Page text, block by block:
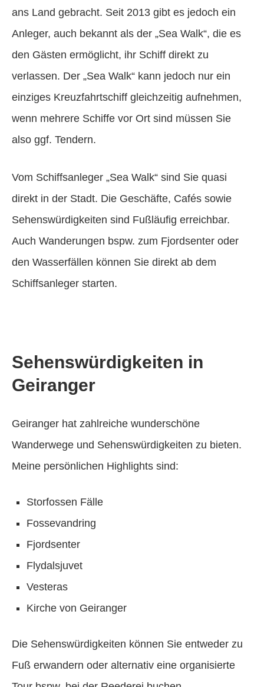
ans Land gebracht. Seit 2013 gibt es jedoch ein
Anleger, auch bekannt als der „Sea Walk“, die es
den Gästen ermöglicht, ihr Schiff direkt zu
verlassen. Der „Sea Walk“ kann jedoch nur ein
einziges Kreuzfahrtschiff gleichzeitig aufnehmen,
wenn mehrere Schiffe vor Ort sind müssen Sie
also ggf. Tendern.
Vom Schiffsanleger „Sea Walk“ sind Sie quasi
direkt in der Stadt. Die Geschäfte, Cafés sowie
Sehenswürdigkeiten sind Fußläufig erreichbar.
Auch Wanderungen bspw. zum Fjordsenter oder
den Wasserfällen können Sie direkt ab dem
Schiffsanleger starten.
Sehenswürdigkeiten in
Geiranger
Geiranger hat zahlreiche wunderschöne
Wanderwege und Sehenswürdigkeiten zu bieten.
Meine persönlichen Highlights sind:
Storfossen Fälle
Fossevandring
Fjordsenter
Flydalsjuvet
Vesteras
Kirche von Geiranger
Die Sehenswürdigkeiten können Sie entweder zu
Fuß erwandern oder alternativ eine organisierte